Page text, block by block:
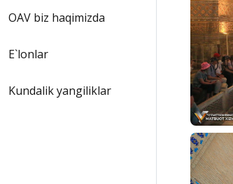
OAV biz haqimizda
E`lonlar
Kundalik yangiliklar